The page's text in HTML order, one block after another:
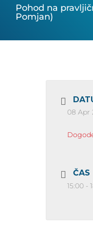
Pohod na
Pomjan)
08 Apr
ČAS
15:00 -